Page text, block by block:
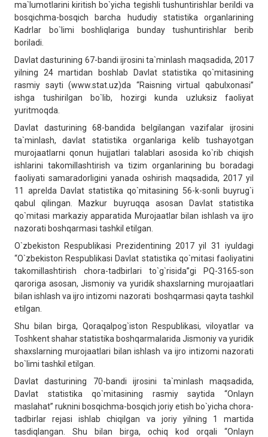
ma`lumotlarini kiritish bo`yicha tegishli tushuntirishlar berildi va
bosqichma-bosqich barcha hududiy statistika organlarining
Kadrlar bo`limi boshliqlariga bunday tushuntirishlar berib
boriladi.
Davlat dasturining 67-bandi ijrosini ta`minlash maqsadida, 2017
yilning 24 martidan boshlab Davlat statistika qo`mitasining
rasmiy sayti (www.stat.uz)da “Raisning virtual qabulxonasi”
ishga tushirilgan bo`lib, hozirgi kunda uzluksiz faoliyat
yuritmoqda.
Davlat dasturining 68-bandida belgilangan vazifalar ijrosini
ta`minlash, davlat statistika organlariga kelib tushayotgan
murojaatlarni qonun hujjatlari talablari asosida ko`rib chiqish
ishlarini takomillashtirish va tizim organlarining bu boradagi
faoliyati samaradorligini yanada oshirish maqsadida, 2017 yil
11 aprelda Davlat statistika qo`mitasining 56-k-sonli buyrug`i
qabul qilingan. Mazkur buyruqqa asosan Davlat statistika
qo`mitasi markaziy apparatida Murojaatlar bilan ishlash va ijro
nazorati boshqarmasi tashkil etilgan.
O`zbekiston Respublikasi Prezidentining 2017 yil 31 iyuldagi
“O`zbekiston Respublikasi Davlat statistika qo`mitasi faoliyatini
takomillashtirish chora-tadbirlari to`g`risida”gi PQ-3165-son
qaroriga asosan, Jismoniy va yuridik shaxslarning murojaatlari
bilan ishlash va ijro intizomi nazorati boshqarmasi qayta tashkil
etilgan.
Shu bilan birga, Qoraqalpog`iston Respublikasi, viloyatlar va
Toshkent shahar statistika boshqarmalarida Jismoniy va yuridik
shaxslarning murojaatlari bilan ishlash va ijro intizomi nazorati
bo`limi tashkil etilgan.
Davlat dasturining 70-bandi ijrosini ta`minlash maqsadida,
Davlat statistika qo`mitasining rasmiy saytida “Onlayn
maslahat” ruknini bosqichma-bosqich joriy etish bo`yicha chora-
tadbirlar rejasi ishlab chiqilgan va joriy yilning 1 martida
tasdiqlangan. Shu bilan birga, ochiq kod orqali “Onlayn